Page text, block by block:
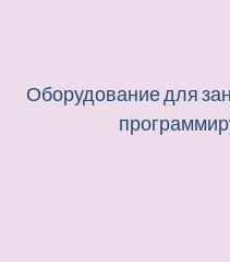
Оборудование для